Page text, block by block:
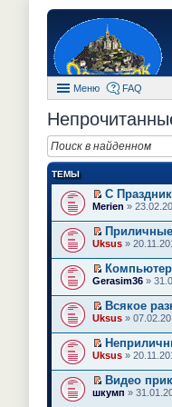
Меню FAQ
ТЕМЫ
П
р
е
й
т
и
к
е
р
в
о
м
у
е
п
р
С
Merien »
П
р
е
й
т
и
к
е
р
в
о
м
у
Uksus »
П
р
е
й
т
и
к
е
р
в
Gerasim36 »
П
р
е
й
т
и
к
Всякое
Uksus »
П
р
е
й
Uksus »
П
е
Видео
шкумп »